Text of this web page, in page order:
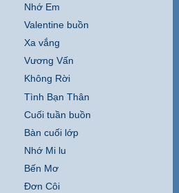
Nhớ Em
Valentine buồn
Xa vắng
Vương Vấn
Không Rời
Tình Bạn Thân
Cuối tuần buồn
Bàn cuối lớp
Nhớ Mi lu
Bến Mơ
Đơn Côi